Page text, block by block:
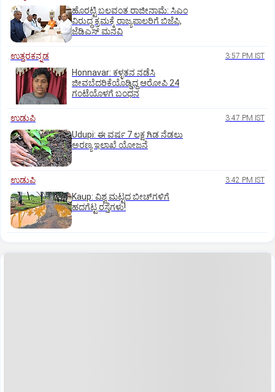
ಹೊರಟ್ಟಿ ಬಲವಂತ ರಾಜೀನಾಮೆ: ಸಿಎಂ
ವಿರುದ್ಧ ಕ್ರಮಕ್ಕೆ ರಾಜ್ಯಪಾಲರಿಗೆ ಬಿಜೆಪಿ,
ಜೆಡಿಎಸ್ ಮನವಿ
ಉತ್ತರಕನ್ನಡ 3:57 PM IST
Honnavar: ಕಳ್ಳತನ ನಡೆಸಿ
ಜೀವಬೆದರಿಕೆಯೊಡ್ಡಿದ್ದ ಆರೋಪಿ 24
ಗಂಟೆಯೊಳಗೆ ಬಂಧನ
ಉಡುಪಿ 3:47 PM IST
Udupi: ಈ ವರ್ಷ 7 ಲಕ್ಷ ಗಿಡ ನೆಡಲು
ಅರಣ್ಯ ಇಲಾಖೆ ಯೋಜನೆ
ಉಡುಪಿ 3:42 PM IST
Kaup: ವಿಶ್ವ ಮಟ್ಟದ ಬೀಚ್‌ಗಳಿಗೆ
ಹದಗೆಟ್ಟ ರಸ್ತೆಗಳು!